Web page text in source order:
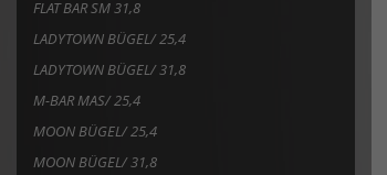
FLAT BAR SM 31,8
LADYTOWN BÜGEL/ 25,4
LADYTOWN BÜGEL/ 31,8
M-BAR MAS/ 25,4
MOON BÜGEL/ 25,4
MOON BÜGEL/ 31,8